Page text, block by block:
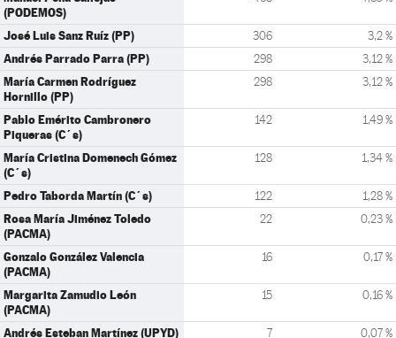
(PODEMOS)
José Luis Sanz Ruíz (PP) 306 3,2 %
Andrés Parrado Parra (PP) 298 3,12 %
María Carmen Rodríguez
Hornillo (PP)
298 3,12 %
Pablo Emérito Cambronero
Piqueras (C´s)
142 1,49 %
María Cristina Domenech Gómez
(C´s)
128 1,34 %
Pedro Taborda Martín (C´s) 122 1,28 %
Rosa María Jiménez Toledo
(PACMA)
22 0,23 %
Gonzalo González Valencia
(PACMA)
16 0,17 %
Margarita Zamudio León
(PACMA)
15 0,16 %
Andrés Esteban Martínez (UPYD) 7 0,07 %